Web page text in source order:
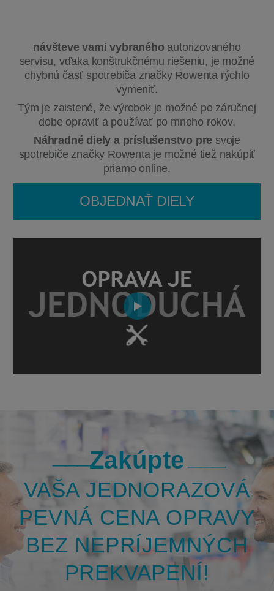
návšteve vami vybraného autorizovaného
servisu, vďaka konštrukčnému riešeniu, je možné
chybnú časť spotrebiča značky Rowenta rýchlo
vymeniť.
Tým je zaistené, že výrobok je možné po záručnej
dobe opraviť a používať po mnoho rokov.
Náhradné diely a príslušenstvo pre svoje
spotrebiče značky Rowenta je možné tiež nakúpiť
priamo online.
OBJEDNAŤ DIELY
Zakúpte
VAŠA JEDNORAZOVÁ
PEVNÁ CENA OPRAVY
BEZ NEPRÍJEMNÝCH
PREKVAPENÍ!